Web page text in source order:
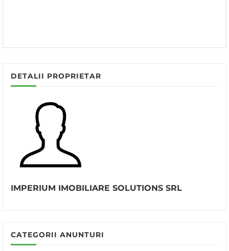
DETALII PROPRIETAR
IMPERIUM IMOBILIARE SOLUTIONS SRL
CATEGORII ANUNTURI